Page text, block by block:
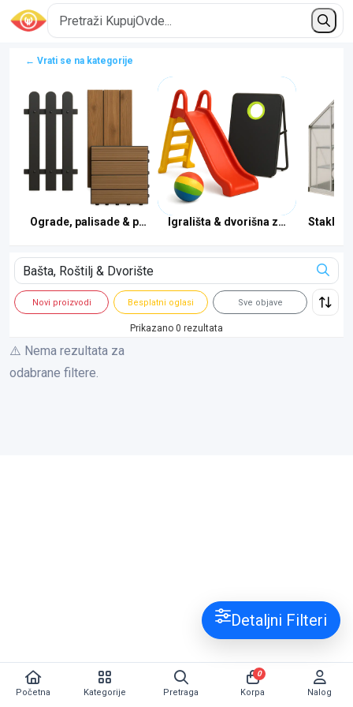
← Vrati se na kategorije
Ograde, palisade & podne oblogeIgrališta & dvorišna zabava
Novi proizvodi Besplatni oglasi Sve objave
Prikazano 0 rezultata
⚠️ Nema rezultata za
odabrane filtere.
Detaljni Filteri
Početna Kategorije Pretraga Korpa
0
Nalog